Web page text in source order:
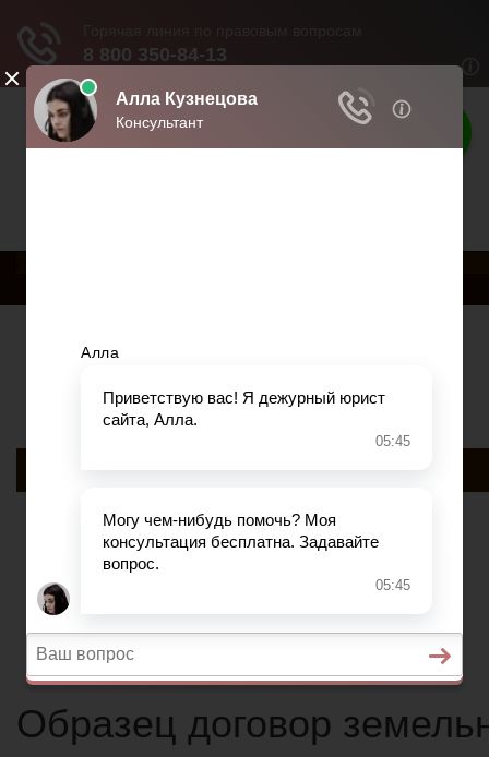
Права россиян
Трудовое право
Вопросы и ответы
Главная
Военное право
Гражданство
Трудовое право
Медицинское право
Вопросы и ответы
Образец договор